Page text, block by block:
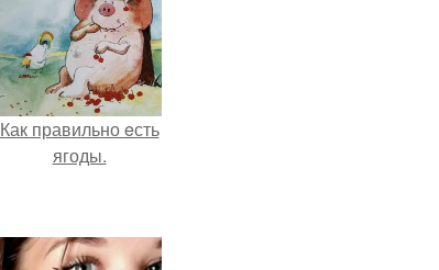
Как правильно eсть
ягоды.